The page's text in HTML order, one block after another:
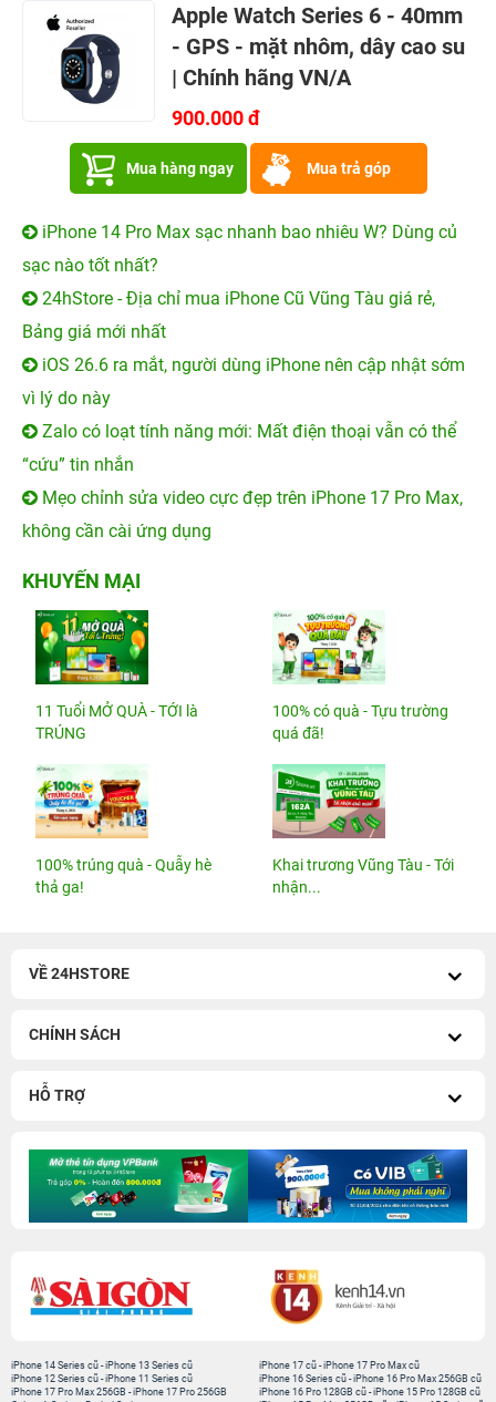
Apple Watch Series 6 - 40mm
- GPS - mặt nhôm, dây cao su
| Chính hãng VN/A
900.000 đ
Mua hàng ngay Mua trả góp
iPhone 14 Pro Max sạc nhanh bao nhiêu W? Dùng củ
sạc nào tốt nhất?
24hStore - Địa chỉ mua iPhone Cũ Vũng Tàu giá rẻ,
Bảng giá mới nhất
iOS 26.6 ra mắt, người dùng iPhone nên cập nhật sớm
vì lý do này
Zalo có loạt tính năng mới: Mất điện thoại vẫn có thể
“cứu” tin nhắn
Mẹo chỉnh sửa video cực đẹp trên iPhone 17 Pro Max,
không cần cài ứng dụng
KHUYẾN MẠI
11 Tuổi MỞ QUÀ - TỚI là
TRÚNG
100% có quà - Tựu trường
quá đã!
100% trúng quà - Quẫy hè
thả ga!
Khai trương Vũng Tàu - Tới
nhận...
VỀ 24HSTORE
CHÍNH SÁCH
HỖ TRỢ
iPhone 14 Series cũ -iPhone 13 Series cũ
iPhone 12 Series cũ -iPhone 11 Series cũ
iPhone 17 Pro Max 256GB -iPhone 17 Pro 256GB
iPhone 17 cũ -iPhone 17 Pro Max cũ
iPhone 16 Series cũ - iPhone 16 Pro Max 256GB cũ
iPhone 16 Pro 128GB cũ -iPhone 15 Pro 128GB cũ